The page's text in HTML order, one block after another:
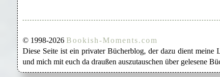
© 1998-2026 Bookish-Moments.com
Diese Seite ist ein privater Bücherblog, der dazu dient meine
und mich mit euch da draußen auszutauschen über gelesene